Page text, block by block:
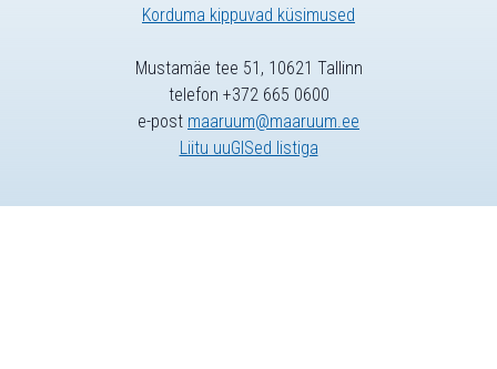
Korduma kippuvad küsimused
Mustamäe tee 51, 10621 Tallinn
telefon +372 665 0600
e-post maaruum@maaruum.ee
Liitu uuGISed listiga